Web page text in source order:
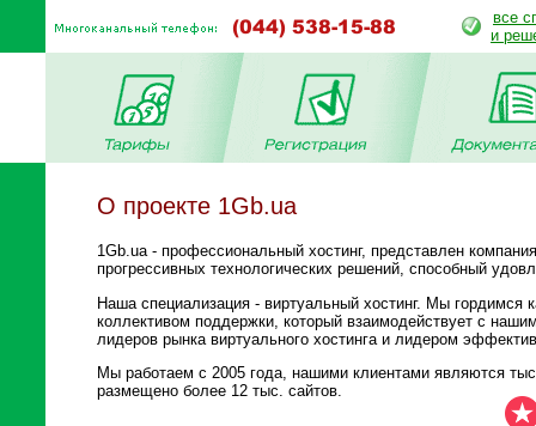
все
и
О проекте 1Gb.ua
1Gb.ua - профессиональный хостинг, представлен
прогрессивных технологических решений, способный
Наша специализация - виртуальный хостинг. Мы гордимся
коллективом поддержки, который взаимодействует с
лидеров рынка виртуального хостинга и лидером
Мы работаем с 2005 года, нашими клиентами являются
размещено более 12 тыс. сайтов.